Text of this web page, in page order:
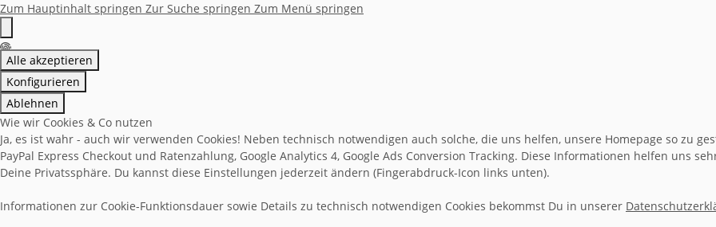
Zum Hauptinhalt springen Zur Suche springen Zum Menü springen
Alle akzeptieren
Konfigurieren
Ablehnen
Wie wir Cookies & Co nutzen
Ja, es ist wahr - auch wir verwenden Cookies! Neben technisch notwendigen auch solche, die uns helfen, unsere Homepage so zu
PayPal Express Checkout und Ratenzahlung, Google Analytics 4, Google Ads Conversion Tracking. Diese Informationen helfen uns
Deine Privatssphäre. Du kannst diese Einstellungen jederzeit ändern (Fingerabdruck-Icon links unten).
Informationen zur Cookie-Funktionsdauer sowie Details zu technisch notwendigen Cookies bekommst Du in unserer